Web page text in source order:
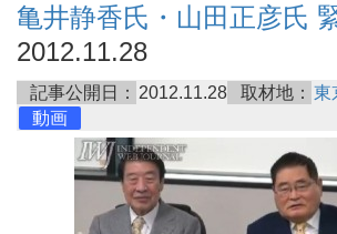
亀井静香氏・山田正彦氏
2012.11.28
記事公開日： 2012.11.28 取材地： 東
動画